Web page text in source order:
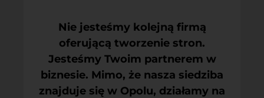
Nie jesteśmy kolejną firmą
oferującą tworzenie stron.
Jesteśmy Twoim partnerem w
biznesie. Mimo, że nasza siedziba
znajduje się w Opolu, działamy na